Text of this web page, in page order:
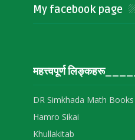
My facebook page
महत्त्वपूर्ण लिङ्‍कहरू_____
DR Simkhada Math Books
Hamro Sikai
Khullakitab